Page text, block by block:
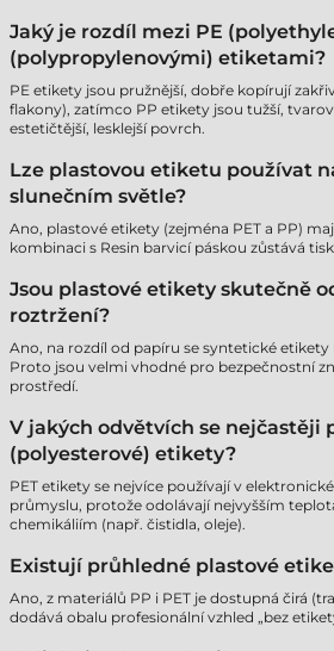
Jaký je rozdíl mezi PE
(polypropylenovými) etiketami?
PE etikety jsou pružnější, dobře kopírují
flakony), zatímco PP etikety jsou tužší,
estetičtější, lesklejší povrch.
Lze plastovou etiketu používat
slunečním světle?
Ano, plastové etikety (zejména PET a PP)
kombinaci s Resin barvicí páskou zůstává
Jsou plastové etikety skutečně
roztržení?
Ano, na rozdíl od papíru se syntetické
Proto jsou velmi vhodné pro bezpečnostní
prostředí.
V jakých odvětvích se nejčastěji
(polyesterové) etikety?
PET etikety se nejvíce používají v
průmyslu, protože odolávají nejvyšším
chemikáliím (např. čistidla, oleje).
Existují průhledné plastové
Ano, z materiálů PP i PET je dostupná čirá
dodává obalu profesionální vzhled „bez